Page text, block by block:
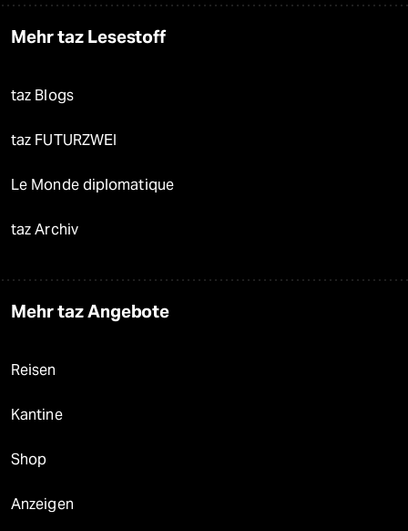
Mehr taz Lesestoff
taz Blogs
taz FUTURZWEI
Le Monde diplomatique
taz Archiv
Mehr taz Angebote
Reisen
Kantine
Shop
Anzeigen